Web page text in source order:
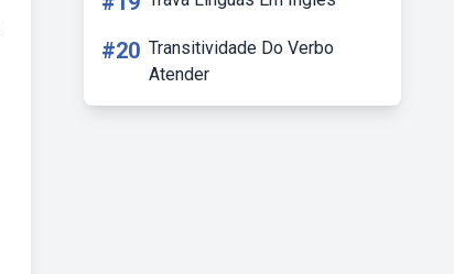
#20 Transitividade Do Verbo
Atender